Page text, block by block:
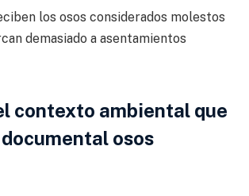
los osos considerados molestos
demasiado a asentamientos
contexto ambiental que
osos